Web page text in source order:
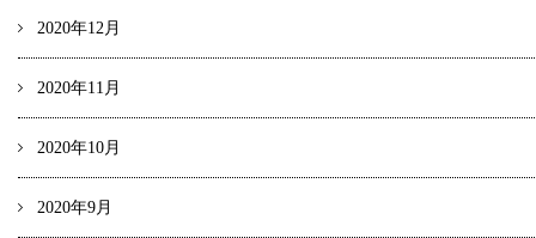
2020年12月
2020年11月
2020年10月
2020年9月